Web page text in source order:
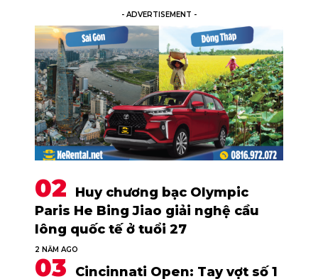
- ADVERTISEMENT -
Huy chương bạc Olympic
Paris He Bing Jiao giải nghệ cầu
lông quốc tế ở tuổi 27
2 NĂM AGO
Cincinnati Open: Tay vợt số 1